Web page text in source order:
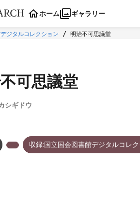
ホーム ギャラリー
ジタルコレクション 明治不可思議堂
可思議堂
シギドウ
収録:国立国会図書館デジタルコレ